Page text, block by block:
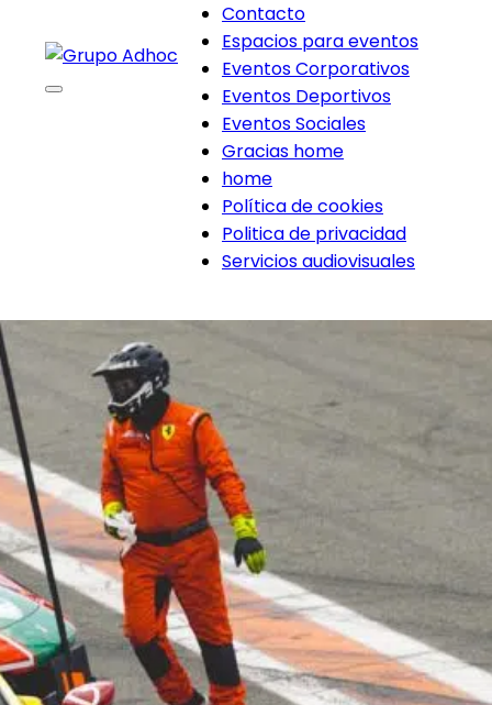
Contacto
Espacios para eventos
Eventos Corporativos
Eventos Deportivos
Eventos Sociales
Gracias home
home
Política de cookies
Politica de privacidad
Servicios audiovisuales